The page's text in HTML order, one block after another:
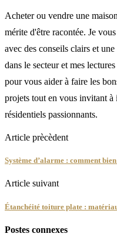
Acheter ou vendre une
mérite d'être racontée. Je
avec des conseils clairs et
dans le secteur et mes
pour vous aider à faire les
projets tout en vous invitant
résidentiels passionnants.
Article prècèdent
Système d’alarme : comment
Article suivant
Étanchéité toiture plate :
Postes connexes